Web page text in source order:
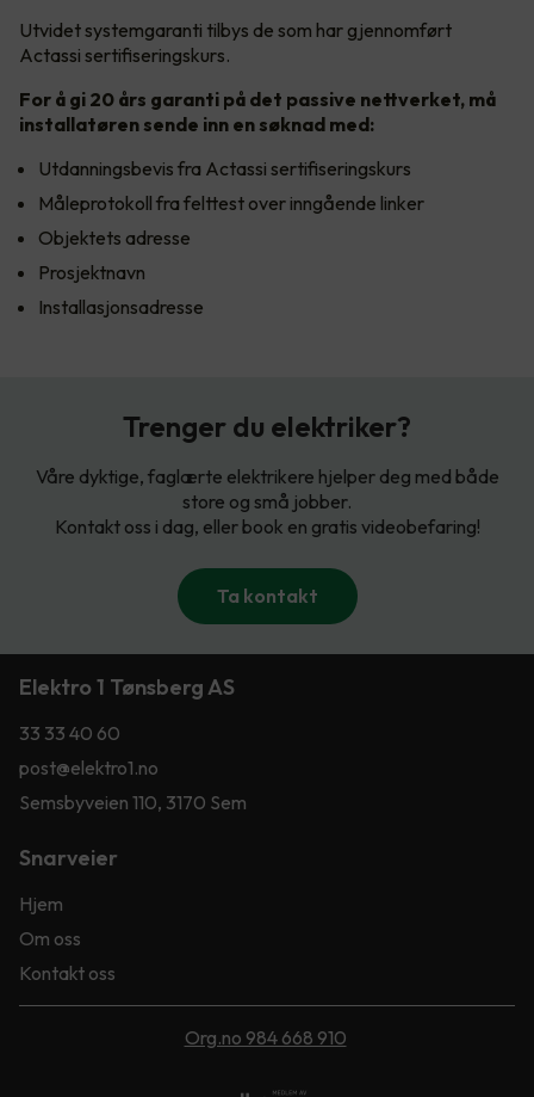
Utvidet systemgaranti tilbys de som har gjennomført
Actassi sertifiseringskurs.
For å gi 20 års garanti på det passive nettverket, må
installatøren sende inn en søknad med:
Utdanningsbevis fra Actassi sertifiseringskurs
Måleprotokoll fra felttest over inngående linker
Objektets adresse
Prosjektnavn
Installasjonsadresse
Trenger du elektriker?
Våre dyktige, faglærte elektrikere hjelper deg med både
store og små jobber.
Kontakt oss i dag, eller book en gratis videobefaring!
Ta kontakt
Elektro 1 Tønsberg AS
33 33 40 60
post@elektro1.no
Semsbyveien 110, 3170 Sem
Snarveier
Hjem
Om oss
Kontakt oss
Org.no 984 668 910